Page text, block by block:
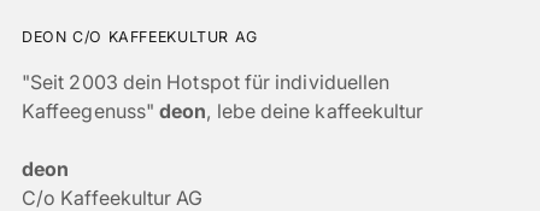
DEON C/O KAFFEEKULTUR AG
"Seit 2003 dein Hotspot für individuellen
Kaffeegenuss"deon, lebe deine kaffeekultur
deon
C/o Kaffeekultur AG